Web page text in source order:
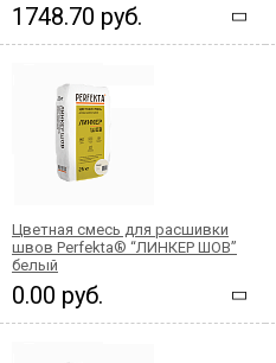
1748.70 руб.
Цветная смесь для расшивки
швов Perfekta® “ЛИНКЕР ШОВ”
белый
0.00 руб.